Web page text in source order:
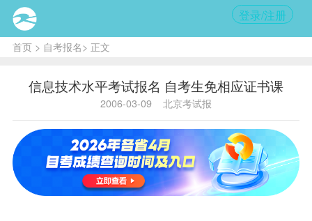
登录/注册
首页> 自考报名> 正文
信息技术水平考试报名 自考生免相应证书课
2006-03-09 北京考试报
内
容提
要:
北京